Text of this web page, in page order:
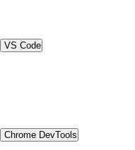
VS Code
Chrome DevTools